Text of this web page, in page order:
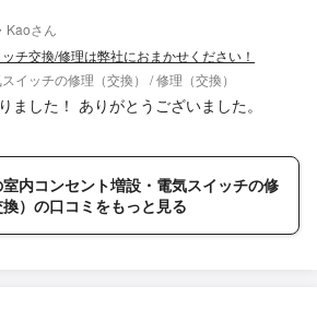
Kaoさん
チ交換/修理は弊社におまかせください！
イッチの修理（交換） / 修理（交換）
ました！ ありがとうございました。
内コンセント増設・電気スイッチの修
）の口コミをもっと見る